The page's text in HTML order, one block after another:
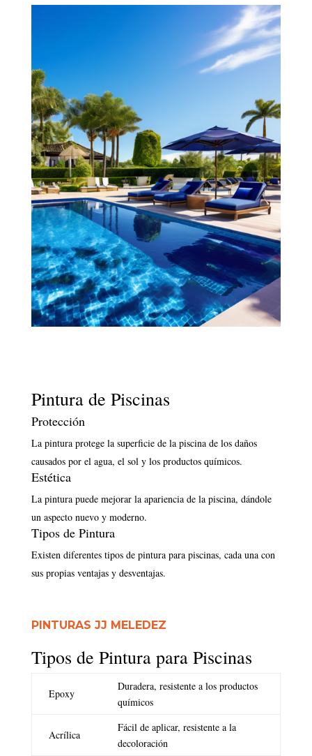
Pintura de Piscinas
Protección
La pintura protege la superficie de la piscina de los daños
causados por el agua, el sol y los productos químicos.
Estética
La pintura puede mejorar la apariencia de la piscina, dándole
un aspecto nuevo y moderno.
Tipos de Pintura
Existen diferentes tipos de pintura para piscinas, cada una con
sus propias ventajas y desventajas.
PINTURAS JJ MELEDEZ
Tipos de Pintura para Piscinas
Epoxy
Duradera, resistente a los productos
químicos
Acrílica
Fácil de aplicar, resistente a la
decoloración